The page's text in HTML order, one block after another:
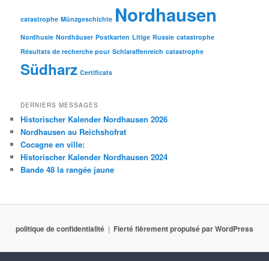
catastrophe Münzgeschichte Nordhausen
Nordhusie Nordhäuser Postkarten Litige Russie catastrophe
Résultats de recherche pour Schlaraffenreich catastrophe
Südharz Certificats
DERNIERS MESSAGES
Historischer Kalender Nordhausen 2026
Nordhausen au Reichshofrat
Cocagne en ville:
Historischer Kalender Nordhausen 2024
Bande 48 la rangée jaune
politique de confidentialité Fierté fièrement propulsé par WordPress